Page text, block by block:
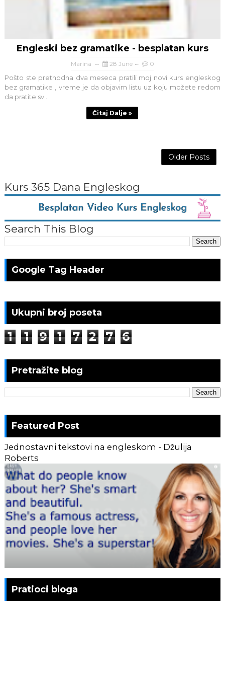
Engleski bez gramatike - besplatan kurs
Marina 28 June 0
Pošto ste prethodna dva meseca pratili moj novi kurs engleskog
bez gramatike , vreme je da objavim listu uz koju možete redom
da pratite sv...
Čitaj Dalje »
Older Posts
Kurs 365 Dana Engleskog
Search This Blog
Google Tag Header
Ukupni broj poseta
1 1 9 1 7 2 7 6
Pretražite blog
Featured Post
Jednostavni tekstovi na engleskom - Džulija
Roberts
Pratioci bloga